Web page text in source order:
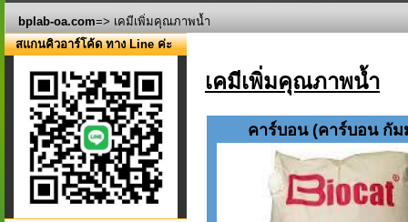
bplab-oa.com=> เคมีเพิ่มคุณภาพน้ำ
สแกนคิวอาร์โค้ด ทาง Line ค่ะ
เคมีเพิ่มคุณภาพน้ำ
คาร์บอน (คาร์บอน กั